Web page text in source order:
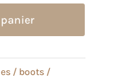
/ boots /